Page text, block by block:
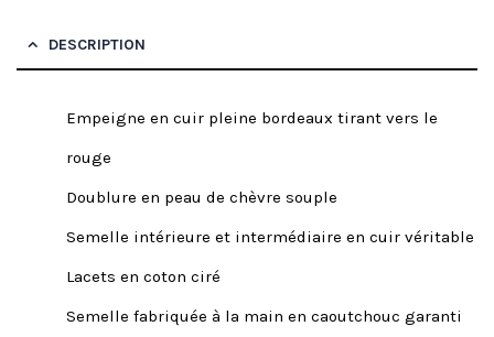
DESCRIPTION
Empeigne en cuir pleine bordeaux tirant vers le
rouge
Doublure en peau de chèvre souple
Semelle intérieure et intermédiaire en cuir véritable
Lacets en coton ciré
Semelle fabriquée à la main en caoutchouc garanti